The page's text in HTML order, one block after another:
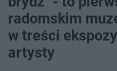
radomskim
w treści
artysty